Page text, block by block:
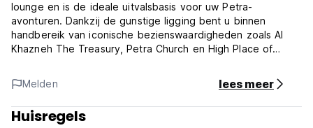
lounge en is de ideale uitvalsbasis voor uw Petra-
avonturen. Dankzij de gunstige ligging bent u binnen
handbereik van iconische bezienswaardigheden zoals Al
Khazneh The Treasury, Petra Church en High Place of
Het hostel beschikt over een 24-uursreceptie, vervoer
van/naar de luchthaven en gratis WiFi, zodat u verzekerd
bent van een zorgeloos verblijf. Word wakker met een
Melden lees meer
Huisregels